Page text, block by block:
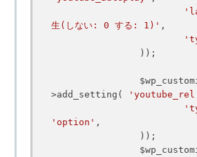
生(しない: 0 する: 1)' ,
>add_setting(
'option' ,